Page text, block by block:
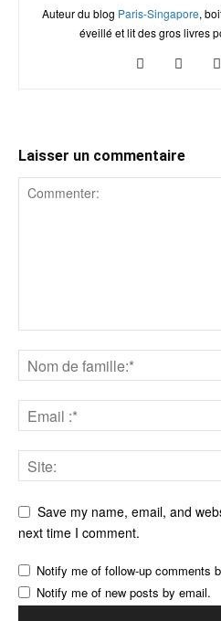
Auteur du blog Paris-Singapore,
éveillé et lit des gros livres
Laisser un commentaire
Save my name, email, and
next time I comment.
Notify me of follow-up comments
Notify me of new posts by email.